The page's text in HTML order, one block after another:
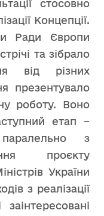
стосовно
Концепції.
Ради Європи
та зібрало
від різних
презентувало
роботу. Воно
етап –
з
проєкту
України
з реалізації